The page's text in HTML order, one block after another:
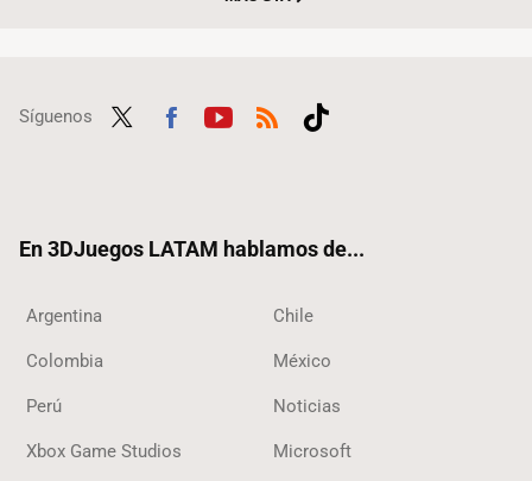
Síguenos
En 3DJuegos LATAM hablamos de...
Argentina Chile
Colombia México
Perú Noticias
Xbox Game Studios Microsoft